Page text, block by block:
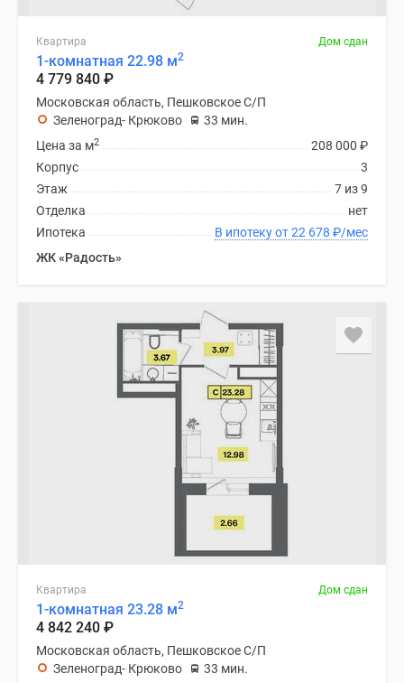
Квартира Дом сдан
1-комнатная 22.98 м2
4 779 840 ₽
Московская область, Пешковское С/П
Зеленоград- Крюково
33 мин.
208 000 ₽
Цена за м2
3
Корпус
7 из 9
Этаж
нет
Отделка
В ипотеку от 22 678 ₽/мес
Ипотека
ЖК «Радость»
Квартира Дом сдан
1-комнатная 23.28 м2
4 842 240 ₽
Московская область, Пешковское С/П
Зеленоград- Крюково
33 мин.